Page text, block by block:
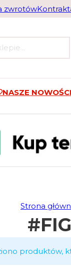
zwrotów
NASZE NOWOŚCI
Strona
produktów,